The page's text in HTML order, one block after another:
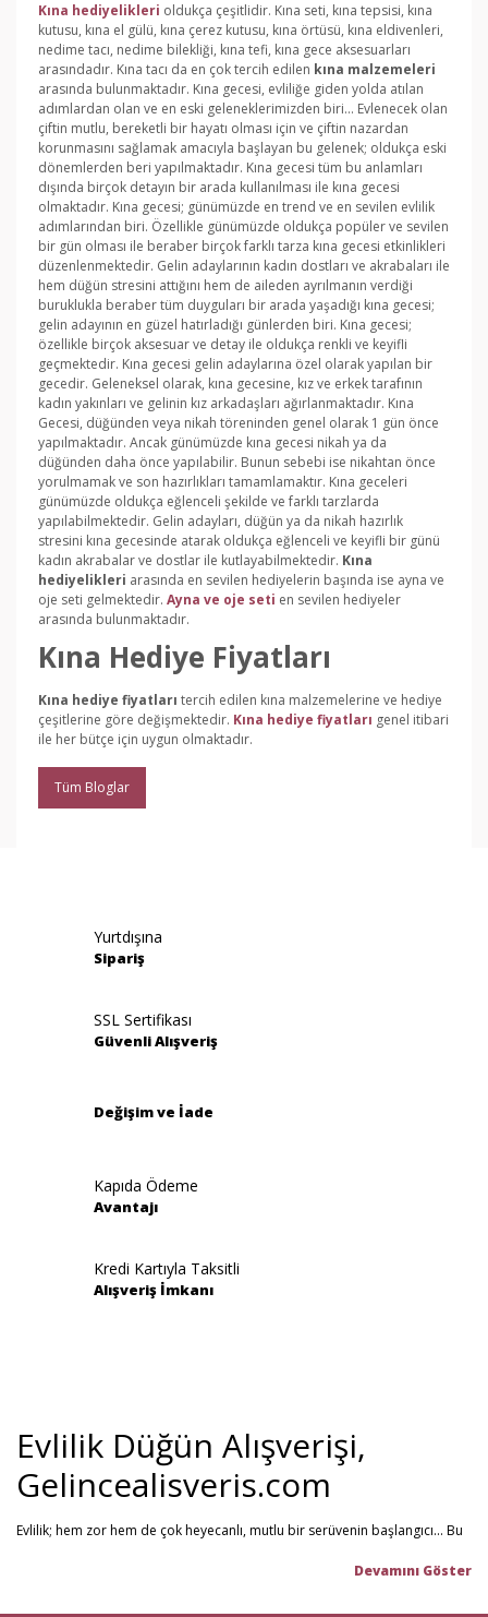
Kına hediyelikleri oldukça çeşitlidir. Kına seti, kına tepsisi, kına
kutusu, kına el gülü, kına çerez kutusu, kına örtüsü, kına eldivenleri,
nedime tacı, nedime bilekliği, kına tefi, kına gece aksesuarları
arasındadır. Kına tacı da en çok tercih edilen kına malzemeleri
arasında bulunmaktadır. Kına gecesi, evliliğe giden yolda atılan
adımlardan olan ve en eski geleneklerimizden biri... Evlenecek olan
çiftin mutlu, bereketli bir hayatı olması için ve çiftin nazardan
korunmasını sağlamak amacıyla başlayan bu gelenek; oldukça eski
dönemlerden beri yapılmaktadır. Kına gecesi tüm bu anlamları
dışında birçok detayın bir arada kullanılması ile kına gecesi
olmaktadır. Kına gecesi; günümüzde en trend ve en sevilen evlilik
adımlarından biri. Özellikle günümüzde oldukça popüler ve sevilen
bir gün olması ile beraber birçok farklı tarza kına gecesi etkinlikleri
düzenlenmektedir. Gelin adaylarının kadın dostları ve akrabaları ile
hem düğün stresini attığını hem de aileden ayrılmanın verdiği
buruklukla beraber tüm duyguları bir arada yaşadığı kına gecesi;
gelin adayının en güzel hatırladığı günlerden biri. Kına gecesi;
özellikle birçok aksesuar ve detay ile oldukça renkli ve keyifli
geçmektedir. Kına gecesi gelin adaylarına özel olarak yapılan bir
gecedir. Geleneksel olarak, kına gecesine, kız ve erkek tarafının
kadın yakınları ve gelinin kız arkadaşları ağırlanmaktadır. Kına
Gecesi, düğünden veya nikah töreninden genel olarak 1 gün önce
yapılmaktadır. Ancak günümüzde kına gecesi nikah ya da
düğünden daha önce yapılabilir. Bunun sebebi ise nikahtan önce
yorulmamak ve son hazırlıkları tamamlamaktır. Kına geceleri
günümüzde oldukça eğlenceli şekilde ve farklı tarzlarda
yapılabilmektedir. Gelin adayları, düğün ya da nikah hazırlık
stresini kına gecesinde atarak oldukça eğlenceli ve keyifli bir günü
kadın akrabalar ve dostlar ile kutlayabilmektedir. Kına
hediyelikleri arasında en sevilen hediyelerin başında ise ayna ve
oje seti gelmektedir. Ayna ve oje seti en sevilen hediyeler
arasında bulunmaktadır.
Kına Hediye Fiyatları
Kına hediye fiyatları tercih edilen kına malzemelerine ve hediye
çeşitlerine göre değişmektedir. Kına hediye fiyatları genel itibari
ile her bütçe için uygun olmaktadır.
Tüm Bloglar
Yurtdışına
Sipariş
SSL Sertifikası
Güvenli Alışveriş
Değişim ve İade
Kapıda Ödeme
Avantajı
Kredi Kartıyla Taksitli
Alışveriş İmkanı
Evlilik Düğün Alışverişi,
Gelincealisveris.com
Evlilik; hem zor hem de çok heyecanlı, mutlu bir serüvenin başlangıcı... Bu
Gelince Alışveriş; 2013 senesinden beri hizmet veren ve müşteri